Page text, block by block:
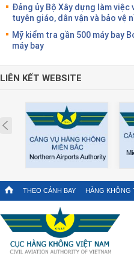
Đảng ủy Bộ Xây dựng làm việc
tuyên giáo, dân vận và bảo
Mỹ kiểm tra gần 500 máy bay
máy bay
LIÊN KẾT WEBSITE
Prev
THEO CÁNH BAY HÀNG KHÔNG